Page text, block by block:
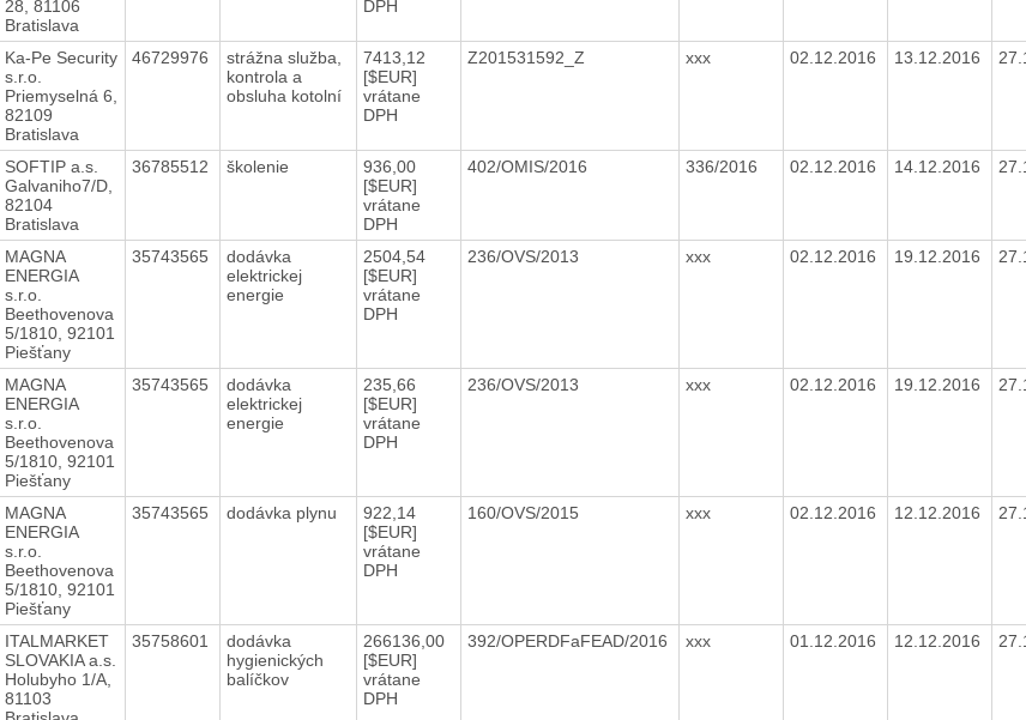
28, 81106
Bratislava
DPH
Ka-Pe Security
s.r.o.
Priemyselná 6,
82109
Bratislava
46729976
strážna služba,
kontrola a
obsluha kotolní
7413,12
[$EUR]
vrátane
DPH
Z201531592_Z xxx 02.12.2016 13.12.2016
SOFTIP a.s.
Galvaniho7/D,
82104
Bratislava
36785512 školenie
936,00
[$EUR]
vrátane
DPH
402/OMIS/2016 336/2016 02.12.2016 14.12.2016
MAGNA
ENERGIA
s.r.o.
Beethovenova
5/1810, 92101
Piešťany
35743565
dodávka
elektrickej
energie
2504,54
[$EUR]
vrátane
DPH
236/OVS/2013 xxx 02.12.2016 19.12.2016
MAGNA
ENERGIA
s.r.o.
Beethovenova
5/1810, 92101
Piešťany
35743565
dodávka
elektrickej
energie
235,66
[$EUR]
vrátane
DPH
236/OVS/2013 xxx 02.12.2016 19.12.2016
MAGNA
ENERGIA
s.r.o.
Beethovenova
5/1810, 92101
Piešťany
35743565 dodávka plynu
922,14
[$EUR]
vrátane
DPH
160/OVS/2015 xxx 02.12.2016 12.12.2016
ITALMARKET
SLOVAKIA a.s.
Holubyho 1/A,
81103
35758601
dodávka
hygienických
balíčkov
266136,00
[$EUR]
vrátane
DPH
392/OPERDFaFEAD/2016 xxx 01.12.2016 12.12.2016